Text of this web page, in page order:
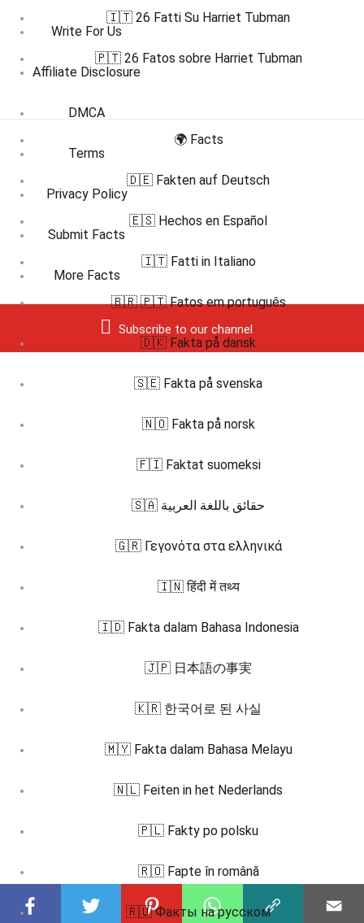
Write For Us
Affiliate Disclosure
DMCA
Terms
Privacy Policy
Submit Facts
More Facts
Subscribe to our channel
🇮🇹 26 Fatti Su Harriet Tubman
🇵🇹 26 Fatos sobre Harriet Tubman
🌍 Facts
🇩🇪 Fakten auf Deutsch
🇪🇸 Hechos en Español
🇮🇹 Fatti in Italiano
🇧🇷 🇵🇹 Fatos em português
🇩🇰 Fakta på dansk
🇸🇪 Fakta på svenska
🇳🇴 Fakta på norsk
🇫🇮 Faktat suomeksi
🇸🇦 حقائق باللغة العربية
🇬🇷 Γεγονότα στα ελληνικά
🇮🇳 हिंदी में तथ्य
🇮🇩 Fakta dalam Bahasa Indonesia
🇯🇵 日本語の事実
🇰🇷 한국어로 된 사실
🇲🇾 Fakta dalam Bahasa Melayu
🇳🇱 Feiten in het Nederlands
🇵🇱 Fakty po polsku
🇷🇴 Fapte în română
🇷🇺 Факты на русском